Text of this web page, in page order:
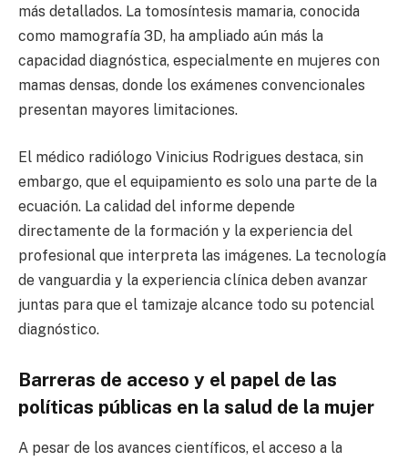
más detallados. La tomosíntesis mamaria, conocida
como mamografía 3D, ha ampliado aún más la
capacidad diagnóstica, especialmente en mujeres con
mamas densas, donde los exámenes convencionales
presentan mayores limitaciones.
El médico radiólogo Vinicius Rodrigues destaca, sin
embargo, que el equipamiento es solo una parte de la
ecuación. La calidad del informe depende
directamente de la formación y la experiencia del
profesional que interpreta las imágenes. La tecnología
de vanguardia y la experiencia clínica deben avanzar
juntas para que el tamizaje alcance todo su potencial
diagnóstico.
Barreras de acceso y el papel de las
políticas públicas en la salud de la mujer
A pesar de los avances científicos, el acceso a la